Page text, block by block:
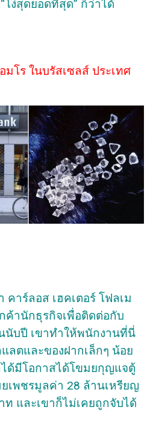
ง่สุดยอดที่สุด” ก็ว่าได้
มโร ในบรัสเซลส์ ประเทศ
าร์ลอส เฮคเตอร์ โฟลเม
ค้านักธุรกิจเพื่อติดต่อกับ
บปี เขาทำให้พนักงานที่นี่
ลตและของฝากเล็กๆ น้อย
ได้มีโอกาสได้โขมยกุญแจตู้
เพชรมูลค่า 28 ล้านเหรียญ
ท และเขาก็ไม่เคยถูกจับได้